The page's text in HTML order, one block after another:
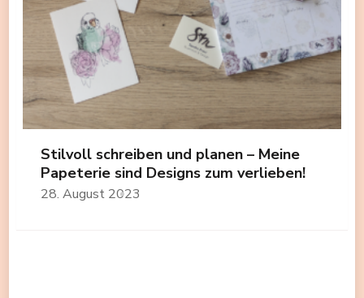
Stilvoll schreiben und planen – Meine
Papeterie sind Designs zum verlieben!
28. August 2023